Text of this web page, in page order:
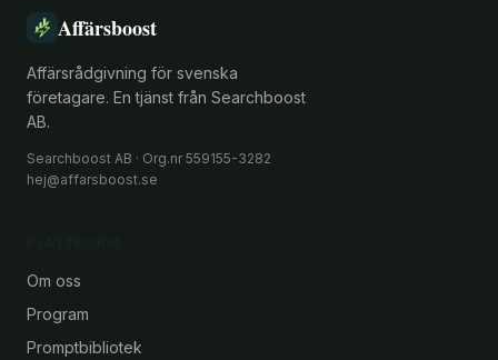
Affärsboost
Affärsrådgivning för svenska
företagare. En tjänst från Searchboost
AB.
Searchboost AB · Org.nr 559155-3282
hej@affarsboost.se
Om oss
Program
Promptbibliotek